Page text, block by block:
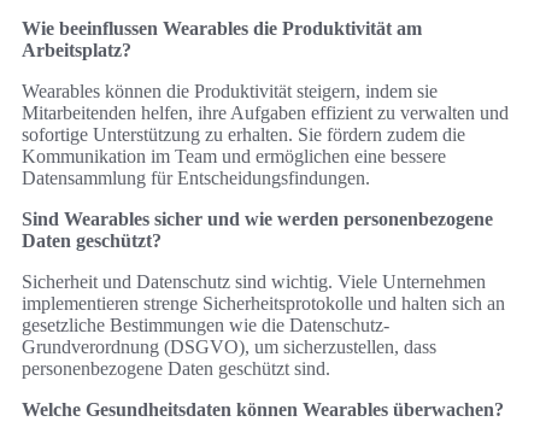
Wie beeinflussen Wearables die Produktivität am
Arbeitsplatz?
Wearables können die Produktivität steigern, indem sie
Mitarbeitenden helfen, ihre Aufgaben effizient zu verwalten und
sofortige Unterstützung zu erhalten. Sie fördern zudem die
Kommunikation im Team und ermöglichen eine bessere
Datensammlung für Entscheidungsfindungen.
Sind Wearables sicher und wie werden personenbezogene
Daten geschützt?
Sicherheit und Datenschutz sind wichtig. Viele Unternehmen
implementieren strenge Sicherheitsprotokolle und halten sich an
gesetzliche Bestimmungen wie die Datenschutz-
Grundverordnung (DSGVO), um sicherzustellen, dass
personenbezogene Daten geschützt sind.
Welche Gesundheitsdaten können Wearables überwachen?